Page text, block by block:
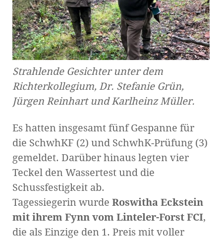
Strahlende Gesichter unter dem
Richterkollegium, Dr. Stefanie Grün,
Jürgen Reinhart und Karlheinz Müller.
Es hatten insgesamt fünf Gespanne für
die SchwhKF (2) und SchwhK-Prüfung (3)
gemeldet. Darüber hinaus legten vier
Teckel den Wassertest und die
Schussfestigkeit ab.
Tagessiegerin wurde Roswitha Eckstein
mit ihrem Fynn vom Linteler-Forst FCI,
die als Einzige den 1. Preis mit voller